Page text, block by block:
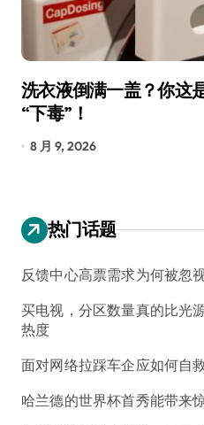
洗衣液倒满一盖？你这
“下毒”！
8 月 9, 2026
热门话题
反馈中心高票需求为何被忽
买电视，分区数量真的比光
热度
面对网络拉踩车企应如何自
哈兰德的世界杯首秀能带来